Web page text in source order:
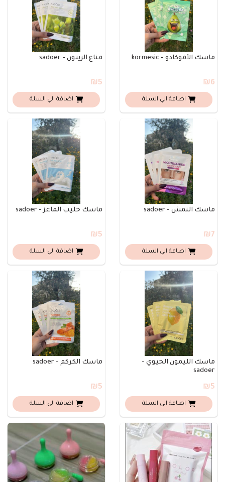
ماسك الأفوكادو - kormesic
₪6
اضافة الي السلة
قناع الزيتون - sadoer
₪5
اضافة الي السلة
ماسك النمش - sadoer
₪7
اضافة الي السلة
ماسك حليب الماعز - sadoer
₪5
اضافة الي السلة
ماسك الليمون الحيوي -
sadoer
₪5
اضافة الي السلة
ماسك الكركم - sadoer
₪5
اضافة الي السلة